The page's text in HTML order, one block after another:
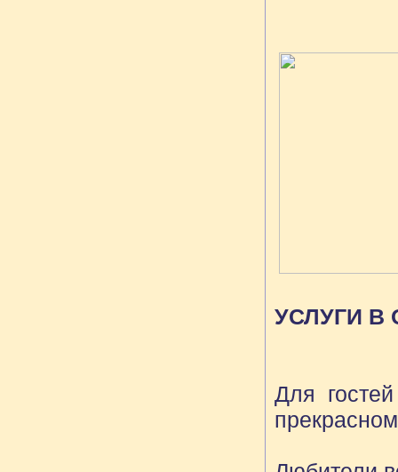
УСЛУГИ В
Для гостей